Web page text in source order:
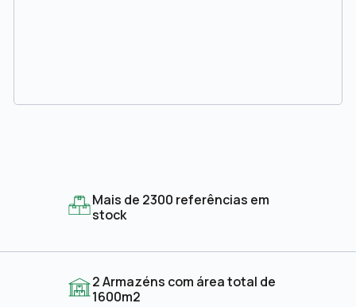
Mais de 2300 referências em
stock
2 Armazéns com área total de
1600m2